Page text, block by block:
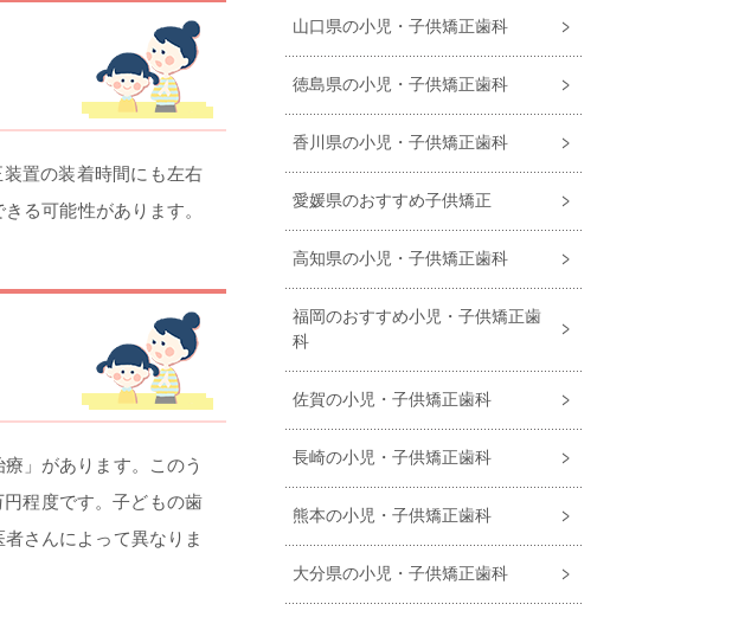
置の装着時間にも左右
る可能性があります。
」があります。このう
程度です。子どもの歯
さんによって異なりま
山口県の小児・子供矯正歯科
徳島県の小児・子供矯正歯科
香川県の小児・子供矯正歯科
愛媛県のおすすめ子供矯正
高知県の小児・子供矯正歯科
福岡のおすすめ小児・⼦供矯正⻭
科
佐賀の小児・子供矯正歯科
長崎の小児・子供矯正歯科
熊本の小児・子供矯正歯科
大分県の小児・子供矯正歯科